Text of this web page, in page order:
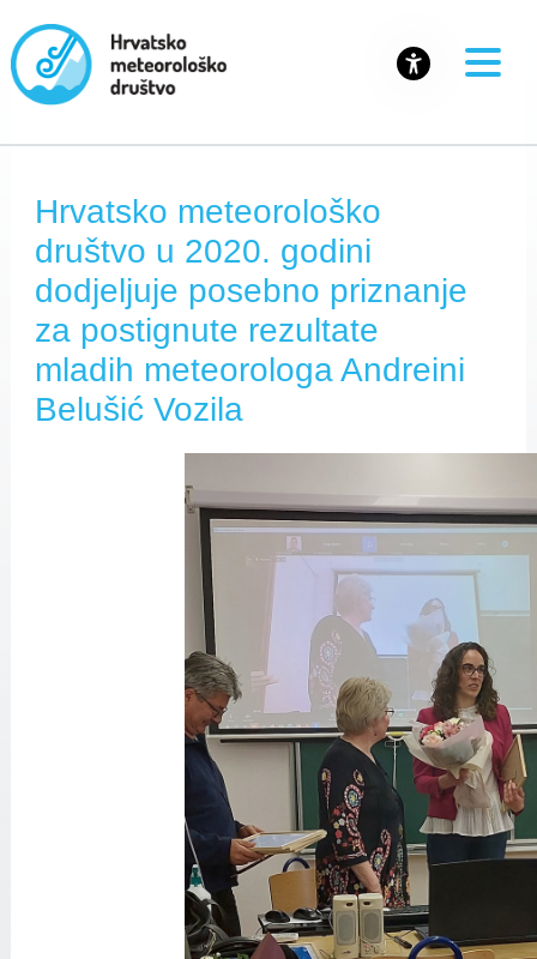
Hrvatsko meteorološko
društvo u 2020. godini
dodjeljuje posebno priznanje
za postignute rezultate
mladih meteorologa Andreini
Belušić Vozila